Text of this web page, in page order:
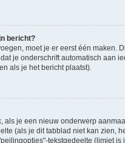
bericht?
moet je er eerst één
je onderschrift automatisch aan
als je het bericht plaatst).
als je een nieuw onderwerp
(als je dit tabblad niet kan zien,
tekstgedeelte (limiet